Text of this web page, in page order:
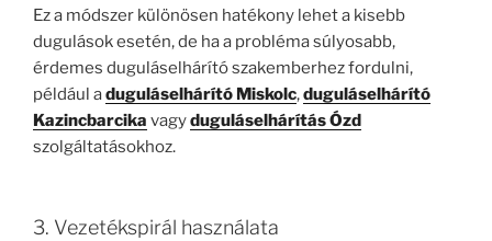
Ez a módszer különösen hatékony lehet a kisebb
dugulások esetén, de ha a probléma súlyosabb,
érdemes duguláselhárító szakemberhez fordulni,
például aduguláselhárító Miskolc,duguláselhárító
Kazincbarcika vagyduguláselhárítás Ózd
szolgáltatásokhoz.
3. Vezetékspirál használata